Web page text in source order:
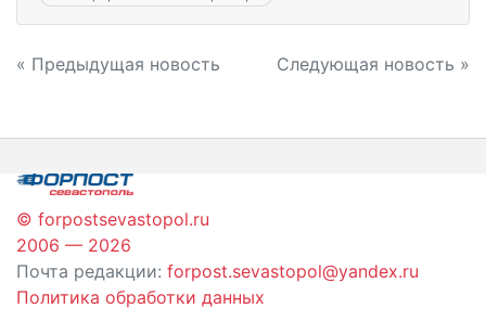
Навигация
записям
« Предыдущая новость Следующая новость »
© forpostsevastopol.ru
2006 — 2026
Почта редакции: forpost.sevastopol@yandex.ru
Политика обработки данных